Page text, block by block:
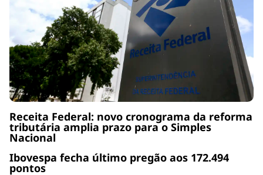
Receita Federal: novo cronograma da reforma
tributária amplia prazo para o Simples
Nacional
Ibovespa fecha último pregão aos 172.494
pontos